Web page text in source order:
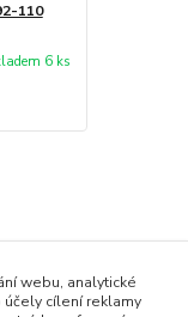
110
6 ks
webu, analytické
cílení reklamy